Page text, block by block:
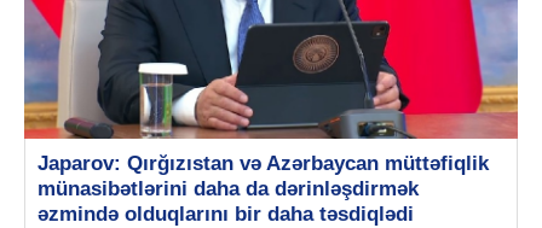
Japarov: Qırğızıstan və Azərbaycan müttəfiqlik
münasibətlərini daha da dərinləşdirmək
əzmində olduqlarını bir daha təsdiqlədi